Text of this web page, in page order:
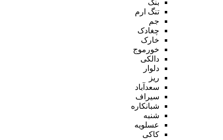
بنک
تنگ ارم
جم
چغادک
خارک
خورموج
دالکی
دلوار
ریز
سعدآباد
سیراف
شبانکاره
شنبه
عسلویه
کاکی